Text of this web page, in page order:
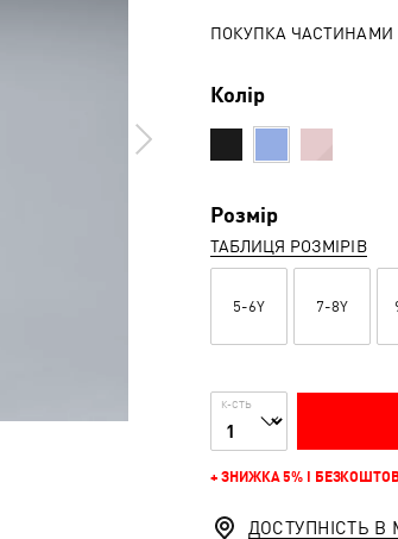
ПОКУПКА ЧАСТИНАМИ
Колір
Розмір
ТАБЛИЦЯ РОЗМІРІВ
5-6Y 7-8Y
К-СТЬ
+ ЗНИЖКА 5% І
ДОСТУПНІСТЬ В